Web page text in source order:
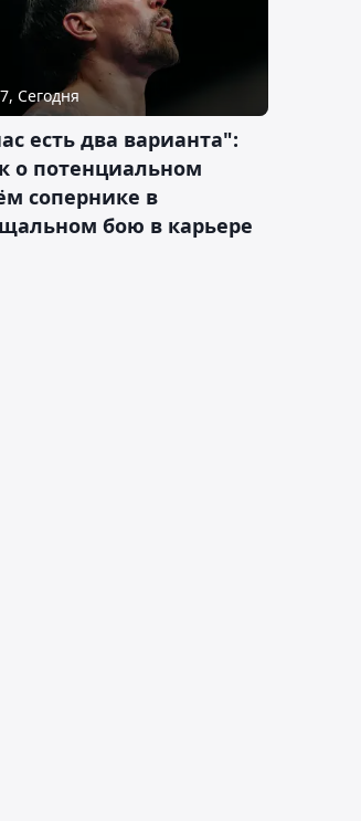
Сегодня
есть два варианта":
о потенциальном
сопернике в
бою в карьере